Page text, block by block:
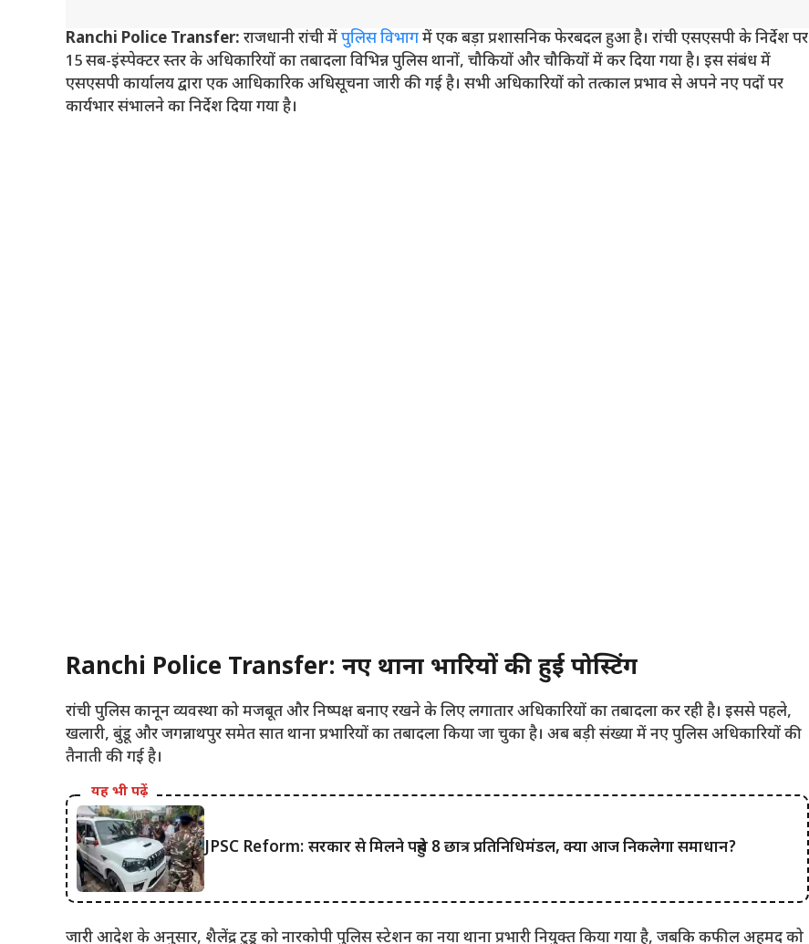
Ranchi Police Transfer: राजधानी रांची मेंपुलिस विभागमें एक बड़ा प्रशासनिक फेरबदल हुआ है। रांची एसएसपी के निर्देश पर
15 सब-इंस्पेक्टर स्तर के अधिकारियों का तबादला विभिन्न पुलिस थानों, चौकियों और चौकियों में कर दिया गया है। इस संबंध में
एसएसपी कार्यालय द्वारा एक आधिकारिक अधिसूचना जारी की गई है। सभी अधिकारियों को तत्काल प्रभाव से अपने नए पदों पर
कार्यभार संभालने का निर्देश दिया गया है।
Ranchi Police Transfer: नए थाना प्रभारियों की हुई पोस्टिंग
रांची पुलिस कानून व्यवस्था को मजबूत और निष्पक्ष बनाए रखने के लिए लगातार अधिकारियों का तबादला कर रही है। इससे पहले,
खलारी, बुंडू और जगन्नाथपुर समेत सात थाना प्रभारियों का तबादला किया जा चुका है। अब बड़ी संख्या में नए पुलिस अधिकारियों की
तैनाती की गई है।
यह भी पढ़ें
JPSC Reform: सरकार से मिलने पहुंचे 8 छात्र प्रतिनिधिमंडल, क्या आज निकलेगा समाधान?
जारी आदेश के अनुसार, शैलेंद्र टुडू को नारकोपी पुलिस स्टेशन का नया थाना प्रभारी नियुक्त किया गया है, जबकि कफील अहमद को